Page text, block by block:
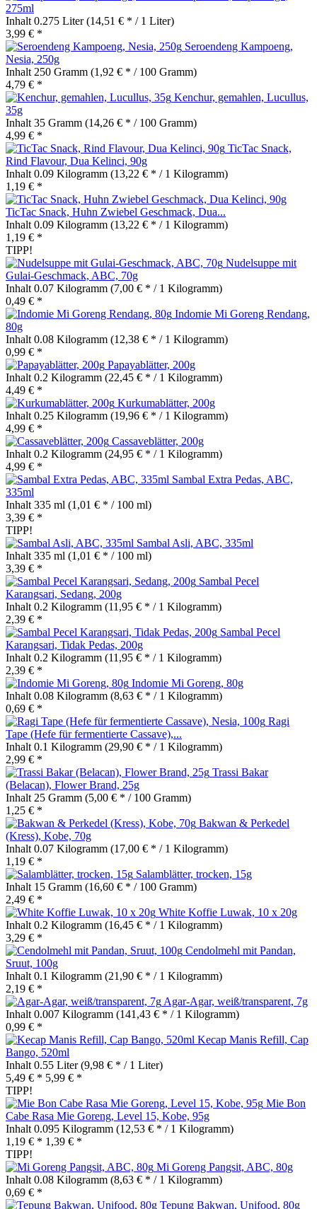
275ml
Inhalt 0.275 Liter(14,51 € * / 1 Liter)
3,99 € *
Seroendeng Kampoeng,
Nesia, 250g
Inhalt 250 Gramm (1,92 € * / 100 Gramm)
4,79 € *
Kenchur, gemahlen, Lucullus,
35g
Inhalt 35 Gramm (14,26 € * / 100 Gramm)
4,99 € *
TicTac Snack,
Rind Flavour, Dua Kelinci, 90g
Inhalt 0.09 Kilogramm (13,22 € * / 1 Kilogramm)
1,19 € *
TicTac Snack, Huhn Zwiebel Geschmack, Dua...
Inhalt 0.09 Kilogramm (13,22 € * / 1 Kilogramm)
1,19 € *
TIPP!
Nudelsuppe mit
Gulai-Geschmack, ABC, 70g
Inhalt 0.07 Kilogramm (7,00 € * / 1 Kilogramm)
0,49 € *
Indomie Mi Goreng Rendang,
80g
Inhalt 0.08 Kilogramm (12,38 € * / 1 Kilogramm)
0,99 € *
Papayablätter, 200g
Inhalt 0.2 Kilogramm (22,45 € * / 1 Kilogramm)
4,49 € *
Kurkumablätter, 200g
Inhalt 0.25 Kilogramm (19,96 € * / 1 Kilogramm)
4,99 € *
Cassaveblätter, 200g
Inhalt 0.2 Kilogramm (24,95 € * / 1 Kilogramm)
4,99 € *
Sambal Extra Pedas, ABC,
335ml
Inhalt 335 ml (1,01 € * / 100 ml)
3,39 € *
TIPP!
Sambal Asli, ABC, 335ml
Inhalt 335 ml (1,01 € * / 100 ml)
3,39 € *
Sambal Pecel
Karangsari, Sedang, 200g
Inhalt 0.2 Kilogramm (11,95 € * / 1 Kilogramm)
2,39 € *
Sambal Pecel
Karangsari, Tidak Pedas, 200g
Inhalt 0.2 Kilogramm (11,95 € * / 1 Kilogramm)
2,39 € *
Indomie Mi Goreng, 80g
Inhalt 0.08 Kilogramm (8,63 € * / 1 Kilogramm)
0,69 € *
Ragi
Tape (Hefe für fermentierte Cassave),...
Inhalt 0.1 Kilogramm (29,90 € * / 1 Kilogramm)
2,99 € *
Trassi Bakar
(Belacan), Flower Brand, 25g
Inhalt 25 Gramm (5,00 € * / 100 Gramm)
1,25 € *
Bakwan & Perkedel
(Kress), Kobe, 70g
Inhalt 0.07 Kilogramm (17,00 € * / 1 Kilogramm)
1,19 € *
Salamblätter, trocken, 15g
Inhalt 15 Gramm (16,60 € * / 100 Gramm)
2,49 € *
White Koffie Luwak, 10 x 20g
Inhalt 0.2 Kilogramm (16,45 € * / 1 Kilogramm)
3,29 € *
Cendolmehl mit Pandan,
Sruut, 100g
Inhalt 0.1 Kilogramm (21,90 € * / 1 Kilogramm)
2,19 € *
Agar-Agar, weiß/transparent, 7g
Inhalt 0.007 Kilogramm (141,43 € * / 1 Kilogramm)
0,99 € *
Kecap Manis Refill, Cap
Bango, 520ml
Inhalt 0.55 Liter(9,98 € * / 1 Liter)
5,49 € * 5,99 € *
TIPP!
Mie Bon
Cabe Rasa Mie Goreng, Level 15, Kobe, 95g
Inhalt 0.095 Kilogramm (12,53 € * / 1 Kilogramm)
1,19 € * 1,39 € *
TIPP!
Mi Goreng Pangsit, ABC, 80g
Inhalt 0.08 Kilogramm (8,63 € * / 1 Kilogramm)
0,69 € *
Tepung Bakwan, Unifood, 80g